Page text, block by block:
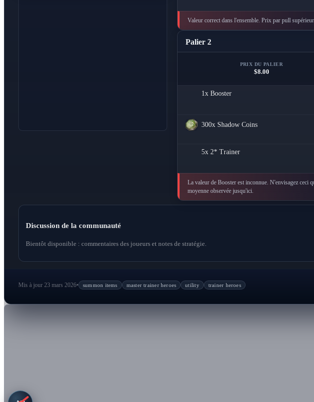
Valeur correct dans l'ensemble. Prix par pull
Palier 2
PRIX DU PALIER
$8.00
1x Booster
300x Shadow Coins
5x 2* Trainer
La valeur de Booster est inconnue. N'envisagez ceci
moyenne observée jusqu'ici.
Discussion de la communauté
Bientôt disponible : commentaires des joueurs et notes de stratégie.
Mis à jour 23 mars 2026• summon items master trainer heroes utility trainer heroes